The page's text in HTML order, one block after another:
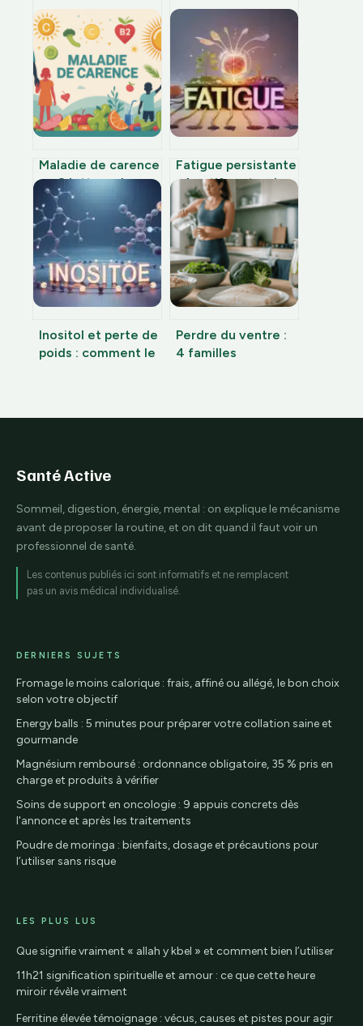
Maladie de carence
en 8 lettres : la
réponse et ce qu’il
faut savoir
Fatigue persistante
: 4 actifs naturels
et le dosage clé en
vitamine C pour
retrouver votre
énergie
Inositol et perte de
poids : comment le
Perdre du ventre :
4 familles
Santé Active
Sommeil, digestion, énergie, mental : on explique le mécanisme
avant de proposer la routine, et on dit quand il faut voir un
professionnel de santé.
Les contenus publiés ici sont informatifs et ne remplacent
pas un avis médical individualisé.
DERNIERS SUJETS
Fromage le moins calorique : frais, affiné ou allégé, le bon choix
selon votre objectif
Energy balls : 5 minutes pour préparer votre collation saine et
gourmande
Magnésium remboursé : ordonnance obligatoire, 35 % pris en
charge et produits à vérifier
Soins de support en oncologie : 9 appuis concrets dès
l'annonce et après les traitements
Poudre de moringa : bienfaits, dosage et précautions pour
l’utiliser sans risque
LES PLUS LUS
Que signifie vraiment « allah y kbel » et comment bien l’utiliser
11h21 signification spirituelle et amour : ce que cette heure
miroir révèle vraiment
Ferritine élevée témoignage : vécus, causes et pistes pour agir